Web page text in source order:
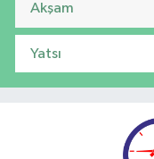
Akşam
Yatsı